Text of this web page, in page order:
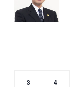
3
4